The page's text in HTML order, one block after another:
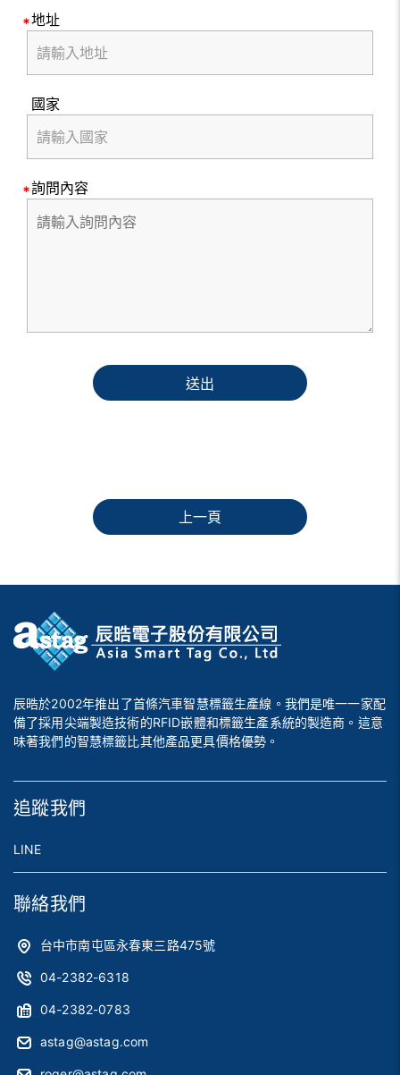
地址
國家
詢問內容
送出
上一頁
辰晧於2002年推出了首條汽車智慧標籤生產線。我們是唯一一家配
備了採用尖端製造技術的RFID嵌體和標籤生產系統的製造商。這意
味著我們的智慧標籤比其他產品更具價格優勢。
追蹤我們
LINE
聯絡我們
台中市南屯區永春東三路475號
04-2382-6318
04-2382-0783
astag@astag.com